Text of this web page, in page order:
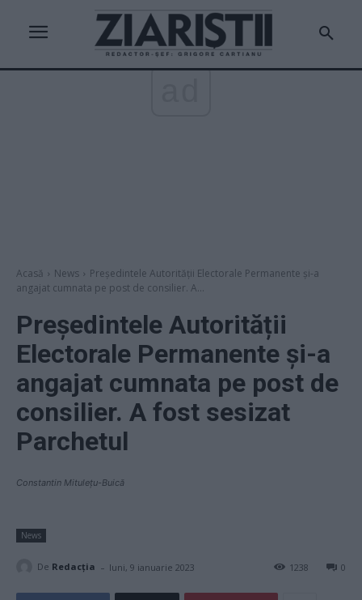
Acasă News
Președintele Autorității Electorale Permanente și-a
angajat cumnata pe post de consilier. A...
Președintele Autorității
Electorale Permanente și-a
angajat cumnata pe post de
consilier. A fost sesizat
Parchetul
Constantin Mitulețu-Buică
News
De Redacţia - luni, 9 ianuarie 2023 0
1238